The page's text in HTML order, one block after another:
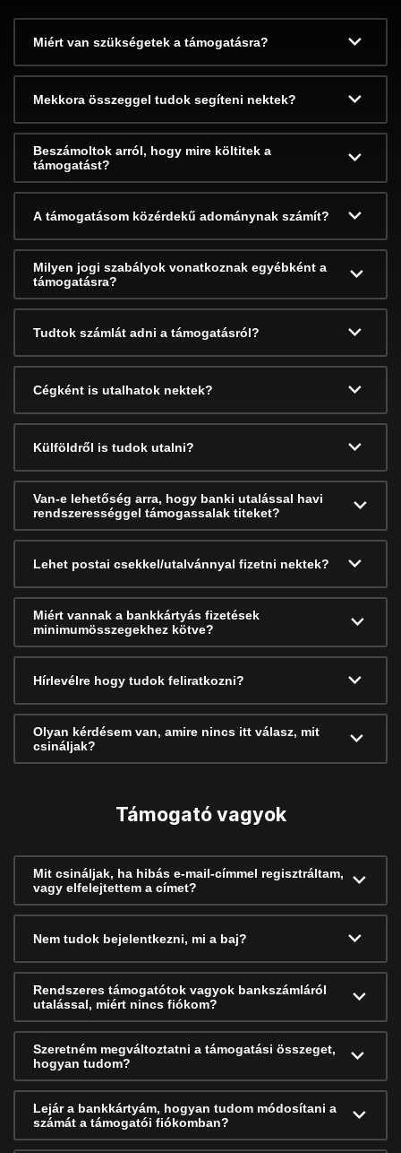
Miért van szükségetek a támogatásra?
Mekkora összeggel tudok segíteni nektek?
Beszámoltok arról, hogy mire költitek a
támogatást?
A támogatásom közérdekű adománynak számít?
Milyen jogi szabályok vonatkoznak egyébként a
támogatásra?
Tudtok számlát adni a támogatásról?
Cégként is utalhatok nektek?
Külföldről is tudok utalni?
Van-e lehetőség arra, hogy banki utalással havi
rendszerességgel támogassalak titeket?
Lehet postai csekkel/utalvánnyal fizetni nektek?
Miért vannak a bankkártyás fizetések
minimumösszegekhez kötve?
Hírlevélre hogy tudok feliratkozni?
Olyan kérdésem van, amire nincs itt válasz, mit
csináljak?
Támogató vagyok
Mit csináljak, ha hibás e-mail-címmel regisztráltam,
vagy elfelejtettem a címet?
Nem tudok bejelentkezni, mi a baj?
Rendszeres támogatótok vagyok bankszámláról
utalással, miért nincs fiókom?
Szeretném megváltoztatni a támogatási összeget,
hogyan tudom?
Lejár a bankkártyám, hogyan tudom módosítani a
számát a támogatói fiókomban?